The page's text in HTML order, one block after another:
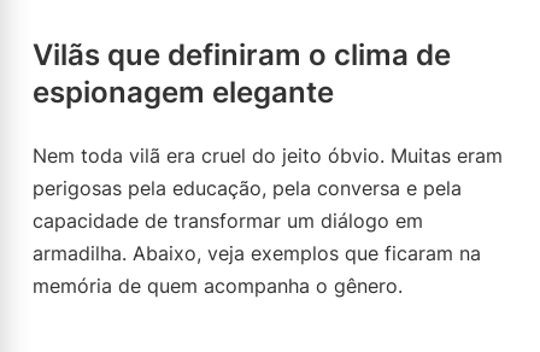
Vilãs que definiram o clima de
espionagem elegante
Nem toda vilã era cruel do jeito óbvio. Muitas eram
perigosas pela educação, pela conversa e pela
capacidade de transformar um diálogo em
armadilha. Abaixo, veja exemplos que ficaram na
memória de quem acompanha o gênero.